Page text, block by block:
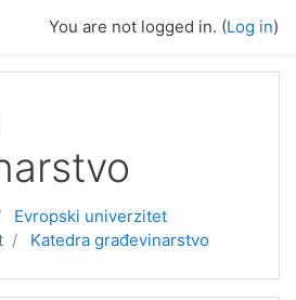
You are not logged in. (Log in)
Evropski univerzitet
Katedra građevinarstvo